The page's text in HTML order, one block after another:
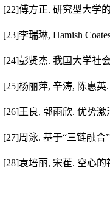
[22]傅方正. 研究型大学
[23]李瑞琳, Hamish
[24]彭贤杰. 我国大学社
[25]杨丽萍, 辛涛, 陈惠英.
[26]王良, 郭雨欣. 优势激
[27]周泳. 基于“三链融合
[28]袁培丽, 宋萑. 空心的